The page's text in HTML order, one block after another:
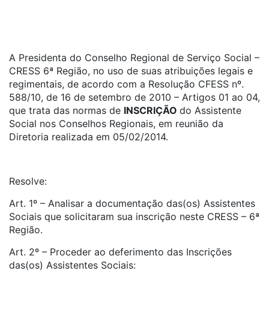
A Presidenta do Conselho Regional de Serviço Social –
CRESS 6ª Região, no uso de suas atribuições legais e
regimentais, de acordo com a Resolução CFESS nº.
588/10, de 16 de setembro de 2010 – Artigos 01 ao 04,
que trata das normas de INSCRIÇÃO do Assistente
Social nos Conselhos Regionais, em reunião da
Diretoria realizada em 05/02/2014.
Resolve:
Art. 1º – Analisar a documentação das(os) Assistentes
Sociais que solicitaram sua inscrição neste CRESS – 6ª
Região.
Art. 2º – Proceder ao deferimento das Inscrições
das(os) Assistentes Sociais: